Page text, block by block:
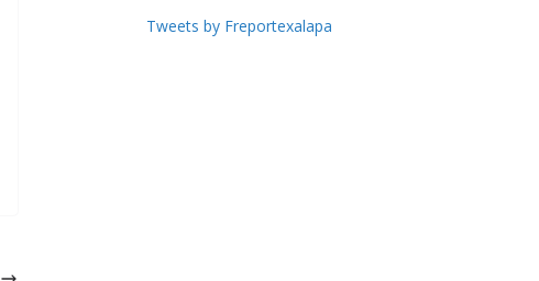
Tweets by Freportexalapa